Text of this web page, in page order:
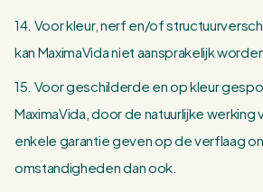
14. Voor kleur, nerf en/of
kan MaximaVida niet aansprakelijk
15. Voor geschilderde en op kleur
MaximaVida, door de natuurlijke werking
enkele garantie geven op de verflaag
omstandigheden dan ook.